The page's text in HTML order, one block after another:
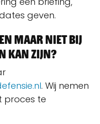
geven.
maar niet bij
kan zijn?
. Wij nemen
proces te